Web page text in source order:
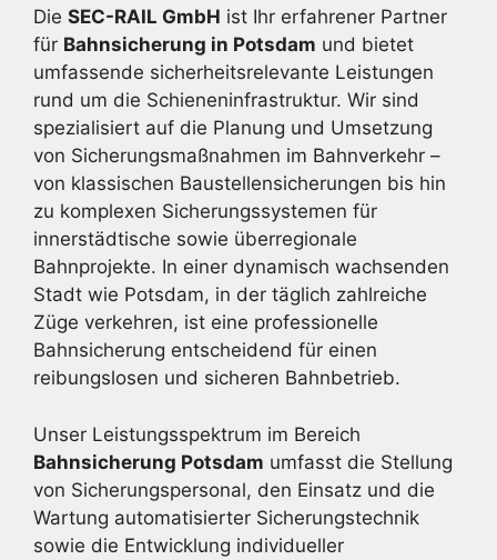
Die SEC-RAIL GmbH ist Ihr erfahrener Partner
für Bahnsicherung in Potsdam und bietet
umfassende sicherheitsrelevante Leistungen
rund um die Schieneninfrastruktur. Wir sind
spezialisiert auf die Planung und Umsetzung
von Sicherungsmaßnahmen im Bahnverkehr –
von klassischen Baustellensicherungen bis hin
zu komplexen Sicherungssystemen für
innerstädtische sowie überregionale
Bahnprojekte. In einer dynamisch wachsenden
Stadt wie Potsdam, in der täglich zahlreiche
Züge verkehren, ist eine professionelle
Bahnsicherung entscheidend für einen
reibungslosen und sicheren Bahnbetrieb.
Unser Leistungsspektrum im Bereich
Bahnsicherung Potsdam umfasst die Stellung
von Sicherungspersonal, den Einsatz und die
Wartung automatisierter Sicherungstechnik
sowie die Entwicklung individueller